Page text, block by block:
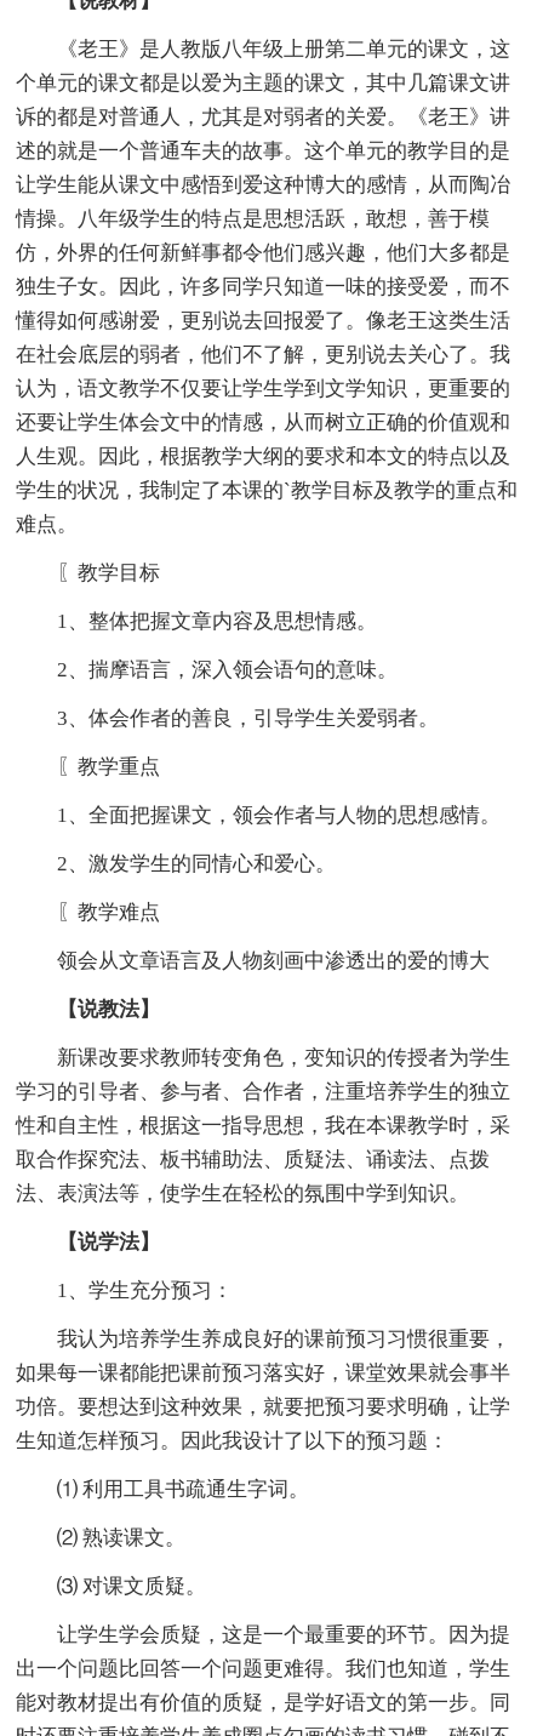
《老王》是人教版八年级上册第二单元的课文，这
个单元的课文都是以爱为主题的课文，其中几篇课文讲
诉的都是对普通人，尤其是对弱者的关爱。《老王》讲
述的就是一个普通车夫的故事。这个单元的教学目的是
让学生能从课文中感悟到爱这种博大的感情，从而陶冶
情操。八年级学生的特点是思想活跃，敢想，善于模
仿，外界的任何新鲜事都令他们感兴趣，他们大多都是
独生子女。因此，许多同学只知道一味的接受爱，而不
懂得如何感谢爱，更别说去回报爱了。像老王这类生活
在社会底层的弱者，他们不了解，更别说去关心了。我
认为，语文教学不仅要让学生学到文学知识，更重要的
还要让学生体会文中的情感，从而树立正确的价值观和
人生观。因此，根据教学大纲的要求和本文的特点以及
学生的状况，我制定了本课的`教学目标及教学的重点和
难点。
〖教学目标
1、整体把握文章内容及思想情感。
2、揣摩语言，深入领会语句的意味。
3、体会作者的善良，引导学生关爱弱者。
〖教学重点
1、全面把握课文，领会作者与人物的思想感情。
2、激发学生的同情心和爱心。
〖教学难点
领会从文章语言及人物刻画中渗透出的爱的博大
【说教法】
新课改要求教师转变角色，变知识的传授者为学生
学习的引导者、参与者、合作者，注重培养学生的独立
性和自主性，根据这一指导思想，我在本课教学时，采
取合作探究法、板书辅助法、质疑法、诵读法、点拨
法、表演法等，使学生在轻松的氛围中学到知识。
【说学法】
1、学生充分预习：
我认为培养学生养成良好的课前预习习惯很重要，
如果每一课都能把课前预习落实好，课堂效果就会事半
功倍。要想达到这种效果，就要把预习要求明确，让学
生知道怎样预习。因此我设计了以下的预习题：
⑴ 利用工具书疏通生字词。
⑵ 熟读课文。
⑶ 对课文质疑。
让学生学会质疑，这是一个最重要的环节。因为提
出一个问题比回答一个问题更难得。我们也知道，学生
能对教材提出有价值的质疑，是学好语文的第一步。同